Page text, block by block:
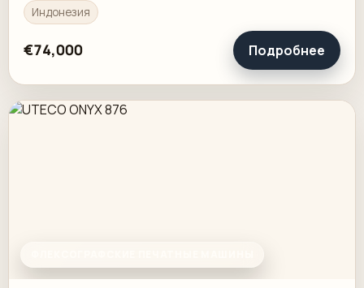
Индонезия
€74,000 Подробнее